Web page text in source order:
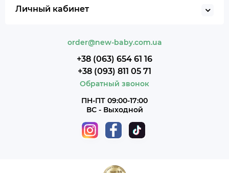
Личный кабинет
order@new-baby.com.ua
+38 (063) 654 61 16
+38 (093) 811 05 71
Обратный звонок
ПН-ПТ 09:00-17:00
ВС - Выходной